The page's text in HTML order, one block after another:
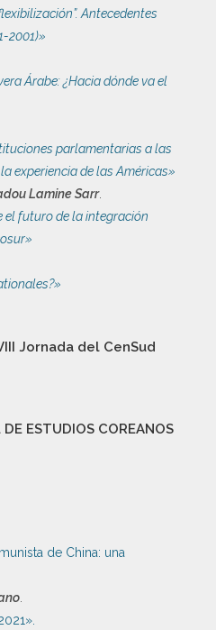
Antecedentes
2001)»
Árabe: ¿Hacia dónde va el
parlamentarias a las
experiencia de las Américas»
Lamine Sarr.
el futuro de la integración
Jornada del CenSud
ESTUDIOS COREANOS
de China: una